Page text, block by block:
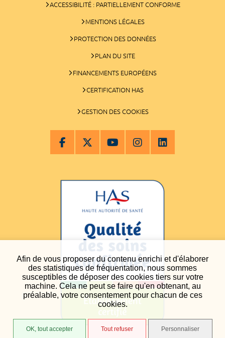
Afin de vous proposer du contenu enrichi et d'élaborer
des statistiques de fréquentation, nous sommes
susceptibles de déposer des cookies tiers sur votre
machine. Cela ne peut se faire qu'en obtenant, au
préalable, votre consentement pour chacun de ces
cookies.
OK, tout accepter Tout refuser Personnaliser
ACCESSIBILITÉ : PARTIELLEMENT CONFORME
MENTIONS LÉGALES
PROTECTION DES DONNÉES
PLAN DU SITE
FINANCEMENTS EUROPÉENS
CERTIFICATION HAS
GESTION DES COOKIES